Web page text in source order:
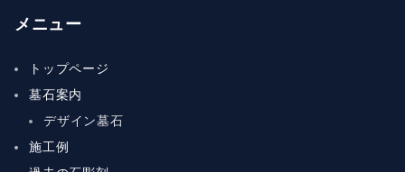
メニュー
トップページ
墓石案内
デザイン墓石
施工例